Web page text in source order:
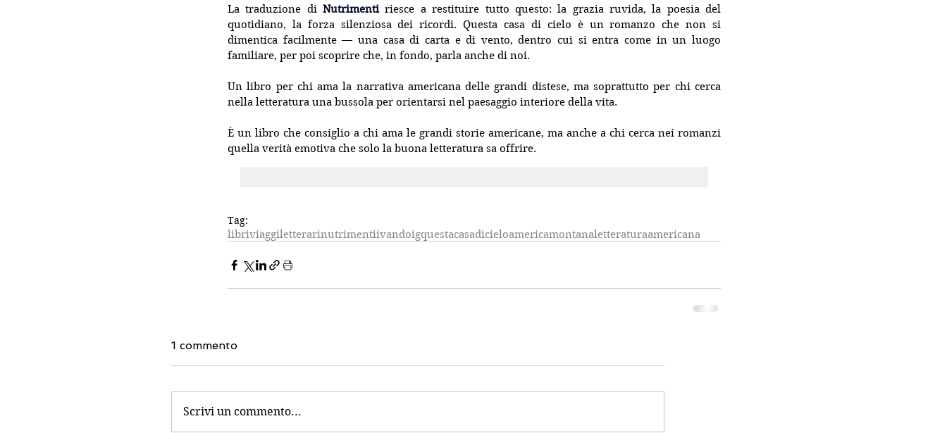
La traduzione di Nutrimenti riesce a restituire tutto questo: la grazia ruvida, la poesia del
quotidiano, la forza silenziosa dei ricordi. Questa casa di cielo è un romanzo che non si
dimentica facilmente — una casa di carta e di vento, dentro cui si entra come in un luogo
familiare, per poi scoprire che, in fondo, parla anche di noi.
Un libro per chi ama la narrativa americana delle grandi distese, ma soprattutto per chi cerca
nella letteratura una bussola per orientarsi nel paesaggio interiore della vita.
È un libro che consiglio a chi ama le grandi storie americane, ma anche a chi cerca nei romanzi
quella verità emotiva che solo la buona letteratura sa offrire.
Tag:
libriviaggiletterarinutrimentiivandoigquestacasadicieloamericamontanaletteraturaamericana
1 commento
Scrivi un commento...